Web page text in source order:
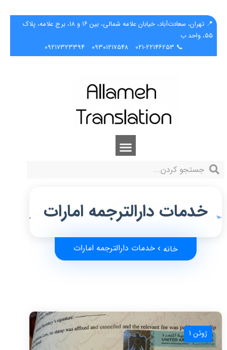
📍 تهران، سعادت‌آباد، خیابان علامه شمالی، بین ۱۶ و ۱۸، برج علامه، پلاک
۵۵، واحد ب
📞 ۰۲۱-۲۲۱۴۶۲۵۳
۰۹۳۰۱۲۱۷۵۴۸ ۰۹۲۱۷۳۲۳۳۹۴
خدمات دارالترجمه امارات
خانه خدمات دارالترجمه امارات
ژوئن 1